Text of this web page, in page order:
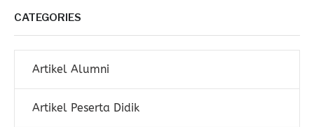
CATEGORIES
Artikel Alumni
Artikel Peserta Didik